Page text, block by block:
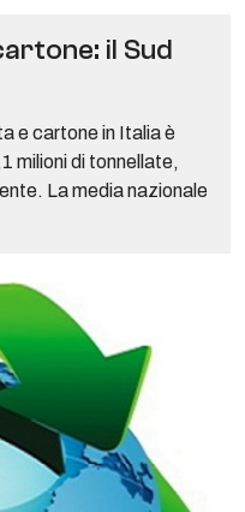
il Sud
e cartone in Italia è
milioni di tonnellate,
La media nazionale